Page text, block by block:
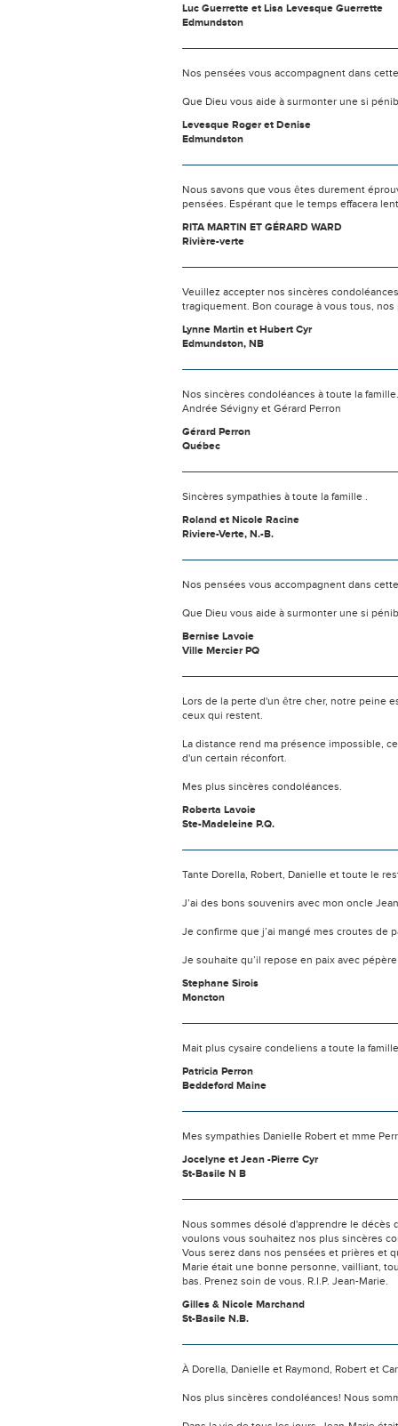
Luc Guerrette et Lisa Levesque Guerrette
Edmundston
Nos pensées vous accompagnent dans
Que Dieu vous aide à surmonter une si
Levesque Roger et Denise
Edmundston
Nous savons que vous êtes durement
pensées. Espérant que le temps effacera
RITA MARTIN ET GÉRARD WARD
Rivière-verte
Veuillez accepter nos sincères
tragiquement. Bon courage à vous tous,
Lynne Martin et Hubert Cyr
Edmundston, NB
Nos sincères condoléances à toute la
Andrée Sévigny et Gérard Perron
Gérard Perron
Québec
Sincères sympathies à toute la famille .
Roland et Nicole Racine
Riviere-Verte, N.-B.
Nos pensées vous accompagnent dans
Que Dieu vous aide à surmonter une si
Bernise Lavoie
Ville Mercier PQ
Lors de la perte d'un être cher, notre peine
ceux qui restent.
La distance rend ma présence impossible,
d'un certain réconfort.
Mes plus sincères condoléances.
Roberta Lavoie
Ste-Madeleine P.Q.
Tante Dorella, Robert, Danielle et toute le
J’ai des bons souvenirs avec mon oncle
Je confirme que j’ai mangé mes croutes de
Je souhaite qu’il repose en paix avec
Stephane Sirois
Moncton
Mait plus cysaire condeliens a toute la famille
Patricia Perron
Beddeford Maine
Mes sympathies Danielle Robert et mme
Jocelyne et Jean -Pierre Cyr
St-Basile N B
Nous sommes désolé d'apprendre le décès
voulons vous souhaitez nos plus sincères
Vous serez dans nos pensées et prières et
Marie était une bonne personne, vailliant,
bas. Prenez soin de vous. R.I.P. Jean-Marie.
Gilles & Nicole Marchand
St-Basile N.B.
À Dorella, Danielle et Raymond, Robert et
Nos plus sincères condoléances! Nous